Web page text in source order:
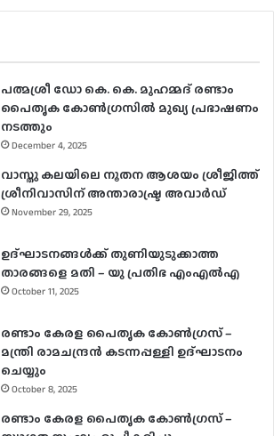
പത്മശ്രീ ഡോ കെ. കെ. മുഹമ്മദ് രണ്ടാം
പൈതൃക കോൺഗ്രസിൽ മുഖ്യ പ്രഭാഷണം
നടത്തും
December 4, 2025
വാസ്തു കലയിലെ നൂതന ആശയം ശ്രീജിത്ത്
ശ്രീനിവാസിന് അന്താരാഷ്ട്ര അവാർഡ്
November 29, 2025
ഉദ്ഘാടനങ്ങള്‍ക്ക് തുണിയുടുക്കാത്ത
താരങ്ങളെ മതി – യു പ്രതിഭ എംഎല്‍എ
October 11, 2025
രണ്ടാം കേരള പൈതൃക കോൺഗ്രസ് –
മന്ത്രി രാമചന്ദ്രൻ കടന്നപ്പള്ളി ഉദ്ഘാടനം
ചെയ്യും
October 8, 2025
രണ്ടാം കേരള പൈതൃക കോൺഗ്രസ് –